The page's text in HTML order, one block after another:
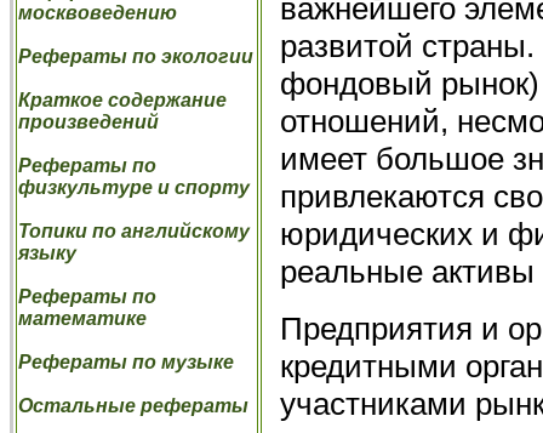
москвоведению
Рефераты по экологии
Краткое содержание
произведений
Рефераты по
физкультуре и спорту
Топики по английскому
языку
Рефераты по
математике
Рефераты по музыке
Остальные рефераты
важнейшего
развитой
фондовый рынок)
отношений,
имеет большое
привлекаются
юридических и
реальные активы
Предприятия и
кредитными
участниками